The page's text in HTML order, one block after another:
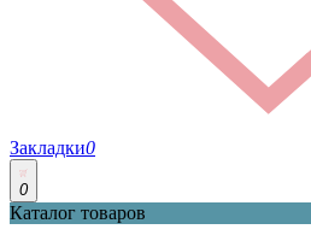
Закладки0
0
Каталог товаров